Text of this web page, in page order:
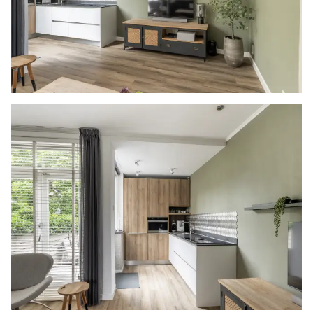
Vlietlanden NVM Makelaars streeft ernaar de
informatie op haar website / brochures en
andere uitingen zo actueel en nauwkeurig
mogelijk weer te geven. Hoewel de informatie
met de grootst mogelijke zorgvuldigheid is
samengesteld aanvaarden wij geen enkele
aansprakelijkheid ten aanzien van de juistheid
van de vermelde gegevens.